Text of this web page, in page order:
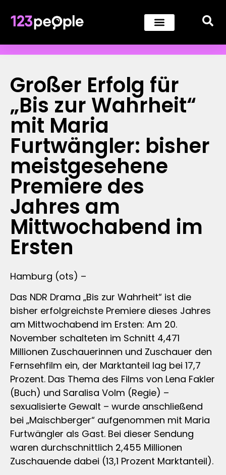
Großer Erfolg für
„Bis zur Wahrheit“
mit Maria
Furtwängler: bisher
meistgesehene
Premiere des
Jahres am
Mittwochabend im
Ersten
Hamburg (ots) –
Das NDR Drama „Bis zur Wahrheit“ ist die
bisher erfolgreichste Premiere dieses Jahres
am Mittwochabend im Ersten: Am 20.
November schalteten im Schnitt 4,471
Millionen Zuschauerinnen und Zuschauer den
Fernsehfilm ein, der Marktanteil lag bei 17,7
Prozent. Das Thema des Films von Lena Fakler
(Buch) und Saralisa Volm (Regie) –
sexualisierte Gewalt – wurde anschließend
bei „Maischberger“ aufgenommen mit Maria
Furtwängler als Gast. Bei dieser Sendung
waren durchschnittlich 2,455 Millionen
Zuschauende dabei (13,1 Prozent Marktanteil).